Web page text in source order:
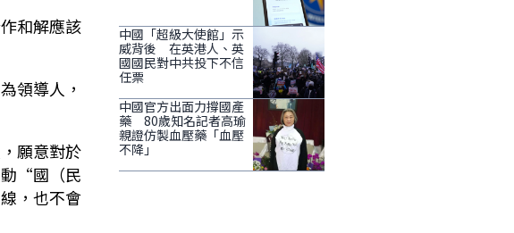
和解應該
領導人，
願意對於
“國（民
，也不會
中國「超級大使館」示
威背後 在英港人、英
國國民對中共投下不信
任票
中國官方出面力撐國產
藥 80歲知名記者高瑜
親證仿製血壓藥「血壓
不降」